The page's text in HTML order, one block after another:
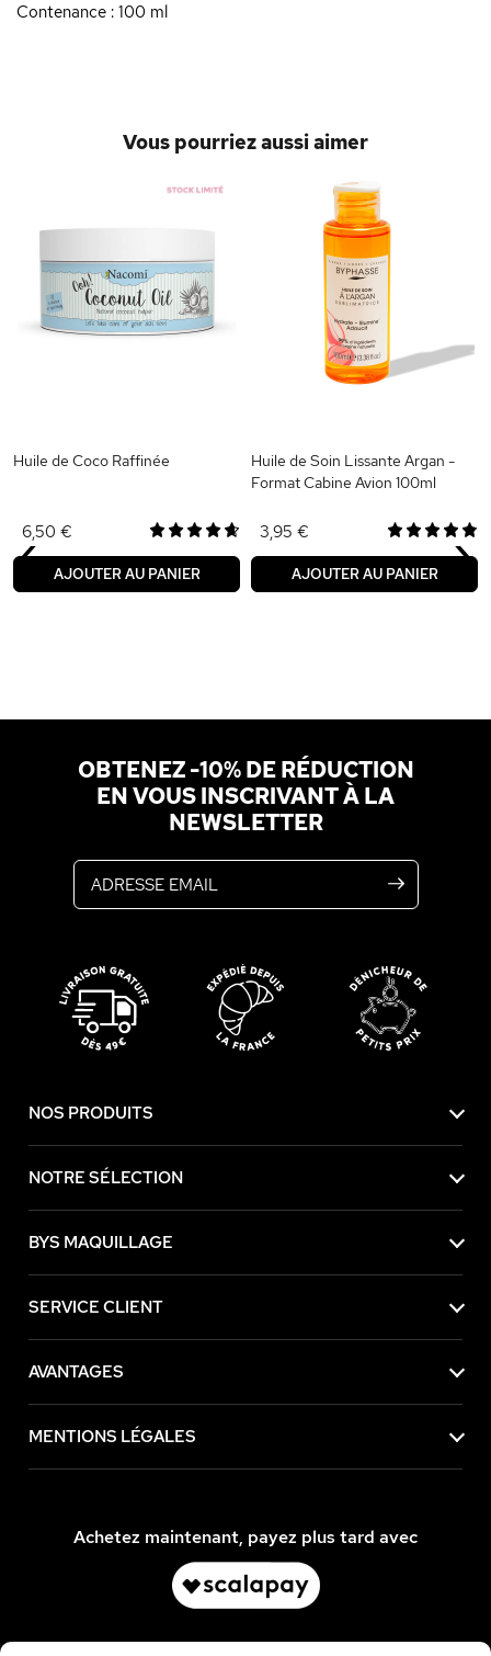
Contenance : 100 ml
Vous pourriez aussi aimer
Huile de Coco Raffinée
6,50 €
AJOUTER AU PANIER
Huile de Soin Lissante Argan -
Format Cabine Avion 100ml
3,95 €
AJOUTER AU PANIER
‹ ›
OBTENEZ -10% DE RÉDUCTION
EN VOUS INSCRIVANT À LA
NEWSLETTER
NOS PRODUITS
NOTRE SÉLECTION
BYS MAQUILLAGE
SERVICE CLIENT
AVANTAGES
MENTIONS LÉGALES
Achetez maintenant, payez plus tard avec